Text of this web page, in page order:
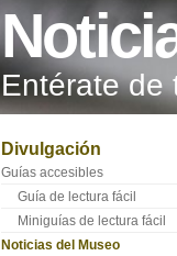
Entérate de
Divulgación
Guías accesibles
Guía de lectura fácil
Miniguías de lectura fácil
Noticias del Museo